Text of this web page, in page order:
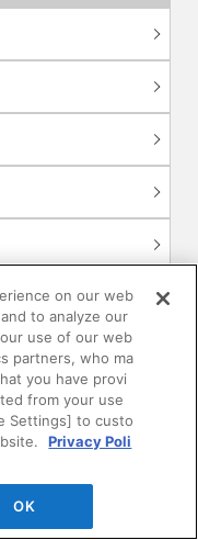
on our web
to analyze our
use of our web
partners, who ma
you have provi
from your use
Settings] to custo
Privacy Poli
OK